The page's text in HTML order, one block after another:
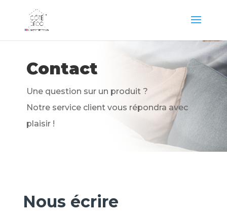
Contact
Une question sur un produit ?
Notre service client vous répondra avec
plaisir !
Nous écrire